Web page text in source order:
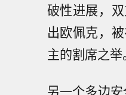
破性进展，
出欧佩克，
主的割席之举
另一个多边